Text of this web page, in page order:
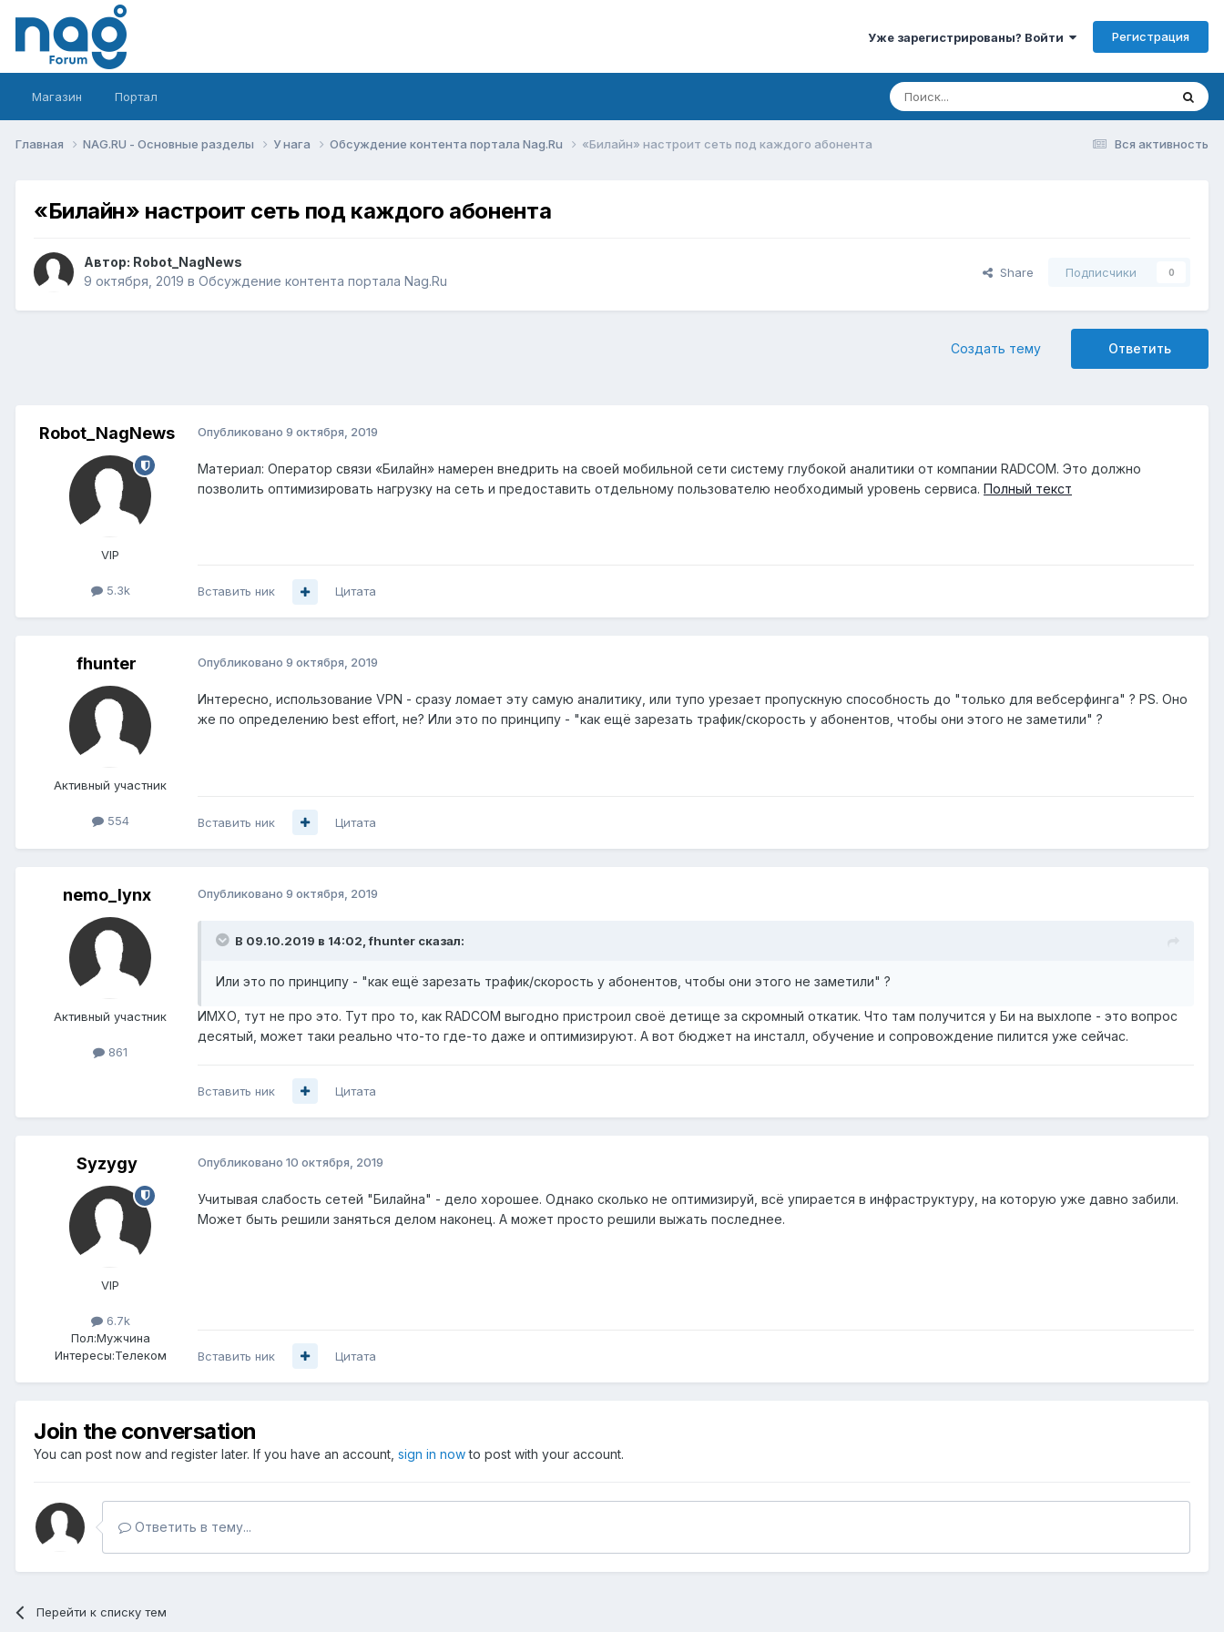
Уже зарегистрированы? Войти Регистрация
Магазин Портал
Вся активность
Главная NAG.RU - Основные разделы У нага Обсуждение контента портала Nag.Ru «Билайн» настроит сеть под каждого абонента
«Билайн» настроит сеть под каждого абонента
Автор: Robot_NagNews
9 октября, 2019 в Обсуждение контента портала Nag.Ru
Share Подписчики 0
Ответить
Создать тему
Robot_NagNews
VIP
5.3k
Опубликовано 9 октября, 2019
Материал: Оператор связи «Билайн» намерен внедрить на своей мобильной сети систему глубокой аналитики от компании RADCOM. Это должно
позволить оптимизировать нагрузку на сеть и предоставить отдельному пользователю необходимый уровень сервиса. Полный текст
Вставить ник Цитата
fhunter
Активный участник
554
Опубликовано 9 октября, 2019
Интересно, использование VPN - сразу ломает эту самую аналитику, или тупо урезает пропускную способность до "только для вебсерфинга" ? PS. Оно
же по определению best effort, не? Или это по принципу - "как ещё зарезать трафик/скорость у абонентов, чтобы они этого не заметили" ?
Вставить ник Цитата
nemo_lynx
Активный участник
861
Опубликовано 9 октября, 2019
В 09.10.2019 в 14:02,fhunter сказал:
Или это по принципу - "как ещё зарезать трафик/скорость у абонентов, чтобы они этого не заметили" ?
ИМХО, тут не про это. Тут про то, как RADCOM выгодно пристроил своё детище за скромный откатик. Что там получится у Би на выхлопе - это вопрос
десятый, может таки реально что-то где-то даже и оптимизируют. А вот бюджет на инсталл, обучение и сопровождение пилится уже сейчас.
Вставить ник Цитата
Syzygy
VIP
6.7k
Пол:Мужчина
Интересы:Телеком
Опубликовано 10 октября, 2019
Учитывая слабость сетей "Билайна" - дело хорошее. Однако сколько не оптимизируй, всё упирается в инфраструктуру, на которую уже давно забили.
Может быть решили заняться делом наконец. А может просто решили выжать последнее.
Вставить ник Цитата
Join the conversation
You can post now and register later. If you have an account, sign in nowto post with your account.
Ответить в тему...
Перейти к списку тем